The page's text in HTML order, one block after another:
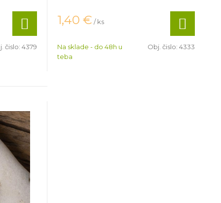
čislo: 4379
1,40 € / ks
Na sklade - do 48h u
teba
Obj. čislo: 4333